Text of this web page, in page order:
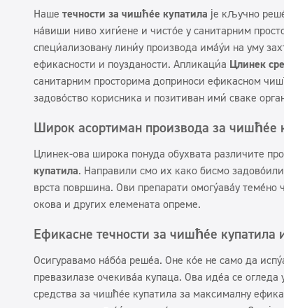
Наше течности за чишћење купатила је кључно
највиши ниво хигијене и чистоће у санитарним
специјализовану линију производа имајући на уму
ефикасности и поузданости. Апликација Цлинек
санитарним просторима доприноси ефикасном
задовољство корисника и позитиван имиџ сваке
Широк асортиман производа за чишћење
Цлинек-ова широка понуда обухвата различите
купатила. Направили смо их како бисмо
врста површина. Ови препарати омогућавају
окова и других елемената опреме.
Ефикасне течности за чишћење купатила
Осигуравамо најбоља решења. Оне које не само да
превазилазе очекивања купаца. Ова идеја се
средства за чишћење купатила за максималну